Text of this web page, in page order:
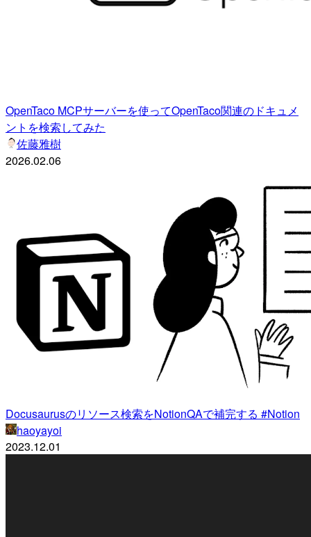
OpenTaco MCPサーバーを使ってOpenTaco関連のドキュメ
ントを検索してみた
佐藤雅樹
2026.02.06
Docusaurusのリソース検索をNotionQAで補完する #Notion
haoyayoi
2023.12.01